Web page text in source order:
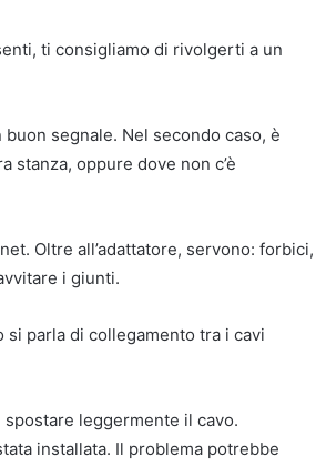
ti consigliamo di rivolgerti a un
segnale. Nel secondo caso, è
stanza, oppure dove non c’è
Oltre all’adattatore, servono: forbici,
i giunti.
parla di collegamento tra i cavi
leggermente il cavo.
installata. Il problema potrebbe